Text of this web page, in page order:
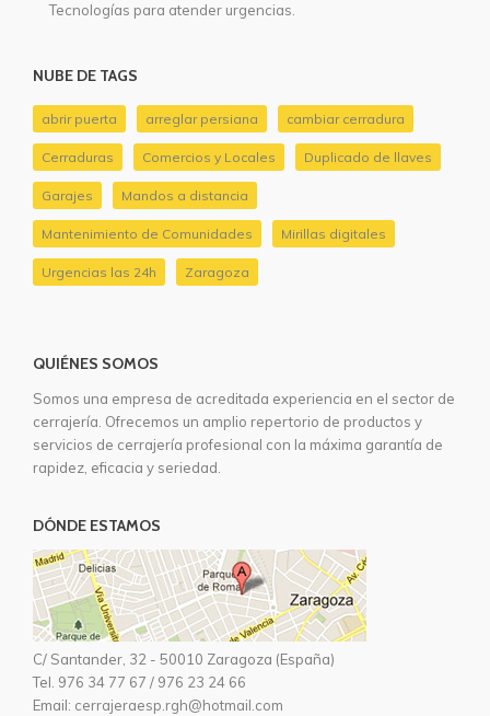
Tecnologías para atender urgencias.
NUBE DE TAGS
abrir puerta arreglar persiana cambiar cerradura
Cerraduras Comercios y Locales Duplicado de llaves
Garajes Mandos a distancia
Mantenimiento de Comunidades Mirillas digitales
Urgencias las 24h Zaragoza
QUIÉNES SOMOS
Somos una empresa de acreditada experiencia en el sector de
cerrajería. Ofrecemos un amplio repertorio de productos y
servicios de cerrajería profesional con la máxima garantía de
rapidez, eficacia y seriedad.
DÓNDE ESTAMOS
C/ Santander, 32 - 50010 Zaragoza (España)
Tel. 976 34 77 67 / 976 23 24 66
Email: cerrajeraesp.rgh@hotmail.com